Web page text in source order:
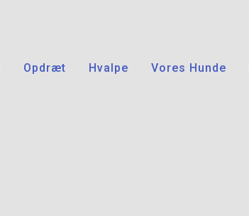
Opdræt Hvalpe Vores Hunde